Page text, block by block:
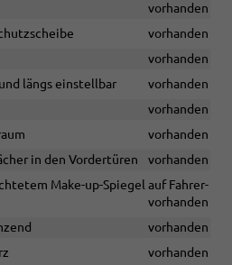
vorhanden
vorhanden
vorhanden
längs einstellbar
vorhanden
vorhanden
vorhanden
in den Vordertüren
vorhanden
Make-up-Spiegel auf Fahrer-
vorhanden
vorhanden
vorhanden